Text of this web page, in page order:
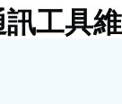
工具